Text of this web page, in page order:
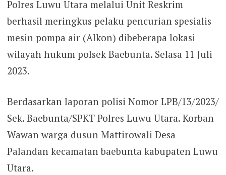
Polres Luwu Utara melalui Unit Reskrim
berhasil meringkus pelaku pencurian spesialis
mesin pompa air (Alkon) dibeberapa lokasi
wilayah hukum polsek Baebunta. Selasa 11 Juli
2023.
Berdasarkan laporan polisi Nomor LPB/13/2023/
Sek. Baebunta/SPKT Polres Luwu Utara. Korban
Wawan warga dusun Mattirowali Desa
Palandan kecamatan baebunta kabupaten Luwu
Utara.